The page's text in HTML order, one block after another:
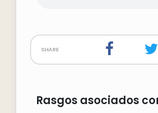
share
Rasgos asociados